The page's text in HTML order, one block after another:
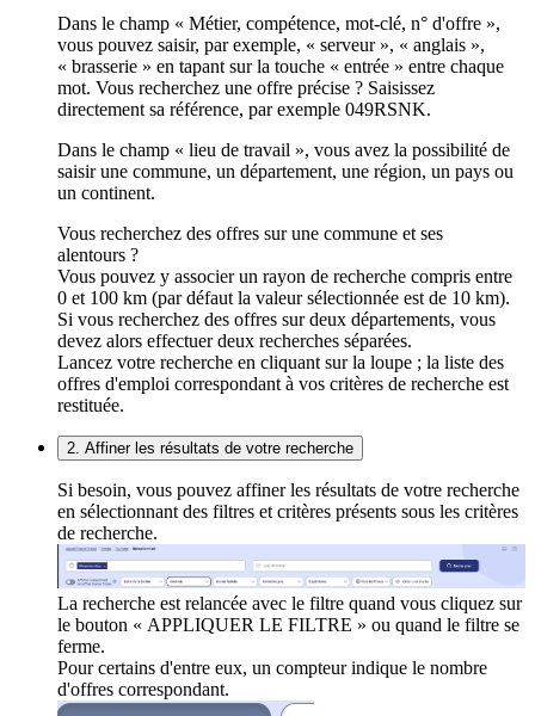
Dans le champ « Métier, compétence, mot-clé, n° d'offre »,
vous pouvez saisir, par exemple, « serveur », « anglais »,
« brasserie » en tapant sur la touche « entrée » entre chaque
mot. Vous recherchez une offre précise ? Saisissez
directement sa référence, par exemple 049RSNK.
Dans le champ « lieu de travail », vous avez la possibilité de
saisir une commune, un département, une région, un pays ou
un continent.
Vous recherchez des offres sur une commune et ses
alentours ?
Vous pouvez y associer un rayon de recherche compris entre
0 et 100 km (par défaut la valeur sélectionnée est de 10 km).
Si vous recherchez des offres sur deux départements, vous
devez alors effectuer deux recherches séparées.
Lancez votre recherche en cliquant sur la loupe ; la liste des
offres d'emploi correspondant à vos critères de recherche est
restituée.
2. Affiner les résultats de votre recherche
Si besoin, vous pouvez affiner les résultats de votre recherche
en sélectionnant des filtres et critères présents sous les critères
de recherche.
La recherche est relancée avec le filtre quand vous cliquez sur
le bouton « APPLIQUER LE FILTRE » ou quand le filtre se
ferme.
Pour certains d'entre eux, un compteur indique le nombre
d'offres correspondant.